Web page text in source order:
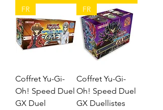
FR
Coffret Yu-Gi-
Oh! Speed Duel
GX Duel
FR
Coffret Yu-Gi-
Oh! Speed Duel
GX Duellistes